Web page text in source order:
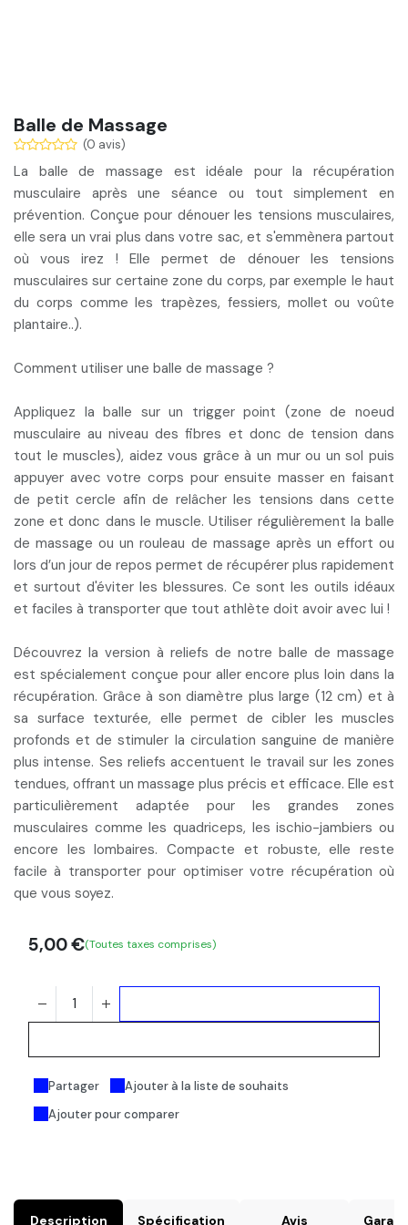
Balle de Massage
(0 avis)
La balle de massage estidéale pour la récupération
musculaire après une séance ou tout simplement en
prévention. Conçue pour dénouer les tensions musculaires,
elle sera un vrai plus dans votre sac, et s'emmènera partout
où vous irez ! Elle permet de dénouer les tensions
musculaires sur certaine zone du corps, par exemple le haut
du corps comme les trapèzes, fessiers, mollet ou voûte
plantaire..).
Comment utiliser une balle de massage ?
Appliquez la balle sur un trigger point (zone de noeud
musculaire au niveau des fibres et donc de tension dans
tout le muscles), aidez vous grâce à un mur ou un sol puis
appuyer avec votre corps pour ensuite masser en faisant
de petit cercle afin de relâcher les tensions dans cette
zone et donc dans le muscle. Utiliser régulièrement la balle
de massage ou un rouleau de massage après un effort ou
lors d’un jour de repos permet de récupérer plus rapidement
et surtout d'éviter les blessures. Ce sont les outils idéaux
et faciles à transporter que tout athlète doit avoir avec lui !
Découvrez la version à reliefs de notre balle de massage
est spécialement conçue pour aller encore plus loin dans la
récupération. Grâce à son diamètre plus large (12 cm) et à
sa surface texturée, elle permet de cibler les muscles
profonds et de stimuler la circulation sanguine de manière
plus intense. Ses reliefs accentuent le travail sur les zones
tendues, offrant un massage plus précis et efficace. Elle est
particulièrement adaptée pour les grandes zones
musculaires comme les quadriceps, les ischio-jambiers ou
encore les lombaires. Compacte et robuste, elle reste
facile à transporter pour optimiser votre récupération où
que vous soyez.
Ajouter pour comparer
Partager Ajouter à la liste de souhaits
5,00€(Toutes taxes comprises)
Description Spécification Avis